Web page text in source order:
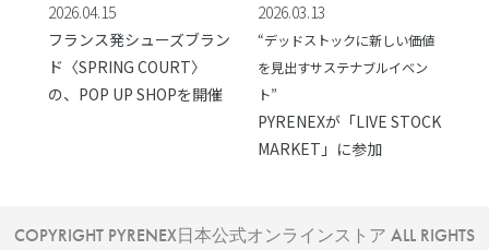
2026.04.15
フランス発シューズブラン
ド〈SPRING COURT〉
の、POP UP SHOPを開催
2026.03.13
“デッドストックに新しい価値
を見出すサステナブルイベン
ト”
PYRENEXが「LIVE STOCK
MARKET」に参加
COPYRIGHT PYRENEX日本公式オンラインストア ALL RIGHTS